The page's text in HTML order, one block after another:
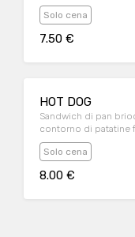
Solo cena
7.50 €
HOT DOG
Sandwich di pan
Solo cena
8.00 €